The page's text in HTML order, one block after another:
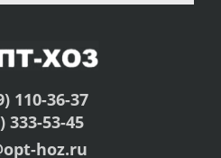
110-36-37
333-53-45
hoz.ru